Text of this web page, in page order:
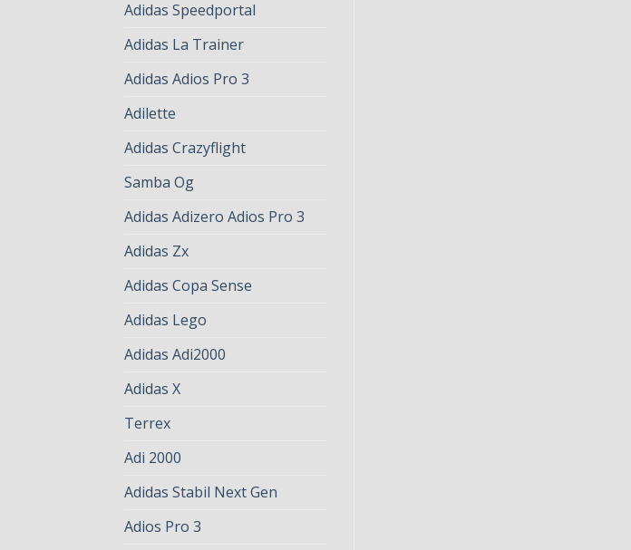
Adidas Speedportal
Adidas La Trainer
Adidas Adios Pro 3
Adilette
Adidas Crazyflight
Samba Og
Adidas Adizero Adios Pro 3
Adidas Zx
Adidas Copa Sense
Adidas Lego
Adidas Adi2000
Adidas X
Terrex
Adi 2000
Adidas Stabil Next Gen
Adios Pro 3